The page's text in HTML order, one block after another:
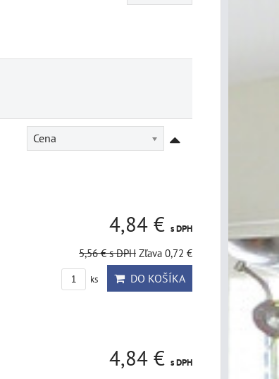
Cena
4,84 € s DPH
5,56 €s DPH Zľava 0,72 €
ks DO KOŠÍKA
4,84 € s DPH